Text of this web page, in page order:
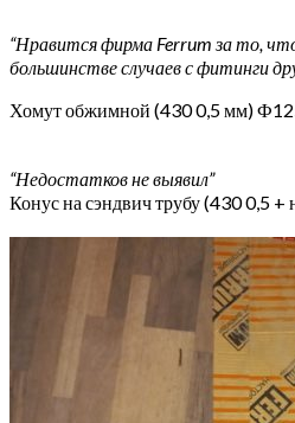
“Нравится фирма Ferrum за то,
большинстве случаев с фитинги
Хомут обжимной (430 0,5 мм)
“Недостатков не выявил”
Конус на сэндвич трубу (430 0,5